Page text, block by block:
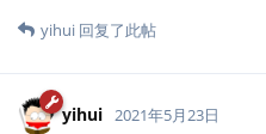
yihui 回复了此帖
yihui 2021年5月23日